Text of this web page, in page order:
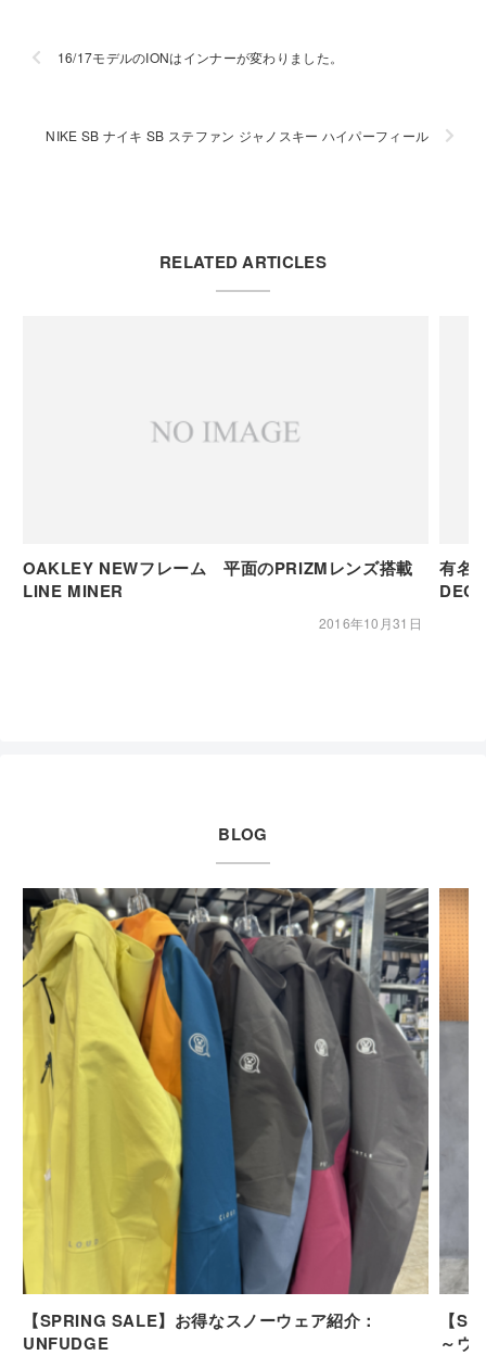
16/17モデルのIONはインナーが変わりました。
NIKE SB ナイキ SB ステファン ジャノスキー ハイパーフィール
RELATED ARTICLES
OAKLEY NEWフレーム 平面のPRIZMレンズ搭載
LINE MINER
2016年10月31日
有名
BLOG
【SPRING SALE】お得なスノーウェア紹介：
UNFUDGE
【
～ウ